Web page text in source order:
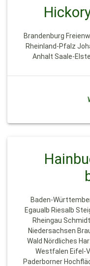
Brandenburg
Rheinland-Pfalz
Anhalt Saale-
Baden-
Egaualb Riesalb
Rheingau
Niedersachsen
Wald Nördliches
Westfalen Eifel-
Paderborner